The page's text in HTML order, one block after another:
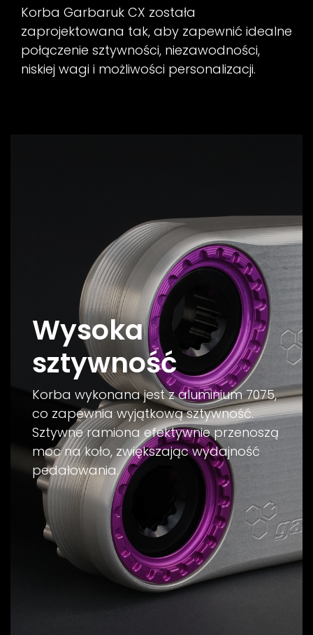
Korba Garbaruk CX została
zaprojektowana tak, aby zapewnić idealne
połączenie sztywności, niezawodności,
niskiej wagi i możliwości personalizacji.
Wysoka
sztywność
Korba wykonana jest z aluminium 7075,
co zapewnia wyjątkową sztywność.
Sztywne ramiona efektywnie przenoszą
moc na koło, zwiększając wydajność
pedałowania.